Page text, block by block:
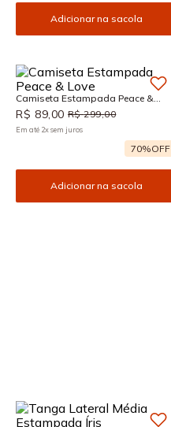
Adicionar na sacola
Camiseta Estampada Peace &
Love
R$ 89,00 R$ 299,00
Em até 2xsem juros
70%OFF
Adicionar na sacola